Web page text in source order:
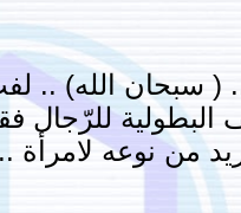
الله) ..
البطولية
من نوعه لامرأة